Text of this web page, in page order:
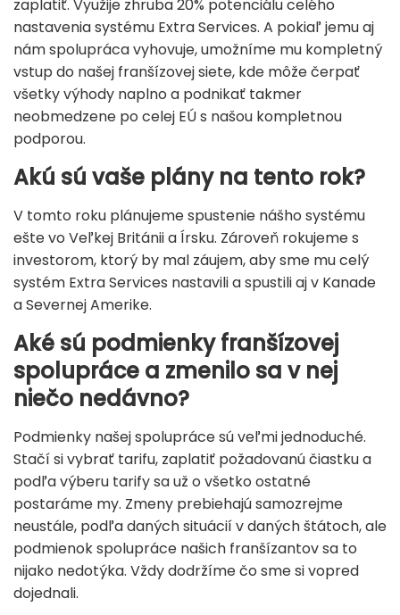
zaplatiť. Využije zhruba 20% potenciálu celého
nastavenia systému Extra Services. A pokiaľ jemu aj
nám spolupráca vyhovuje, umožníme mu kompletný
vstup do našej franšízovej siete, kde môže čerpať
všetky výhody naplno a podnikať takmer
neobmedzene po celej EÚ s našou kompletnou
podporou.
Akú sú vaše plány na tento rok?
V tomto roku plánujeme spustenie nášho systému
ešte vo Veľkej Británii a Írsku. Zároveň rokujeme s
investorom, ktorý by mal záujem, aby sme mu celý
systém Extra Services nastavili a spustili aj v Kanade
a Severnej Amerike.
Aké sú podmienky franšízovej
spolupráce a zmenilo sa v nej
niečo nedávno?
Podmienky našej spolupráce sú veľmi jednoduché.
Stačí si vybrať tarifu, zaplatiť požadovanú čiastku a
podľa výberu tarify sa už o všetko ostatné
postaráme my. Zmeny prebiehajú samozrejme
neustále, podľa daných situácií v daných štátoch, ale
podmienok spolupráce našich franšízantov sa to
nijako nedotýka. Vždy dodržíme čo sme si vopred
dojednali.